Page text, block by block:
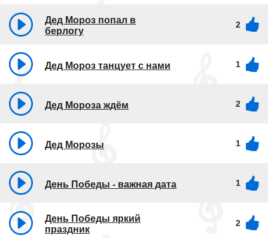
Дед Мороз попал в
берлогу
2
Дед Мороз танцует с нами 1
Дед Мороза ждём 2
Дед Морозы 1
День Победы - важная дата 1
День Победы яркий
праздник
2